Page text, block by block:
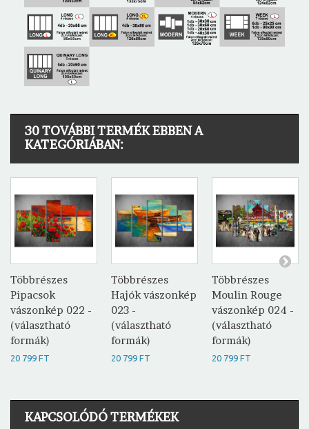
30 TOVÁBBI TERMÉK EBBEN A
KATEGÓRIÁBAN:
Többrészes
Pipacsok
vászonkép 022 -
(választható
formák)
20 799 FT
Többrészes
Hajók vászonkép
023 -
(választható
formák)
20 799 FT
Többrészes
Moulin Rouge
vászonkép 024 -
(választható
formák)
20 799 FT
KAPCSOLÓDÓ TERMÉKEK